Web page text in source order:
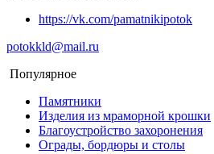
https://vk.com/pamatnikipotok
potokkld@mail.ru
Популярное
Памятники
Изделия из мраморной крошки
Благоустройство захоронения
Ограды, бордюры и столы